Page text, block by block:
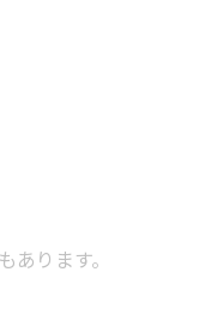
あります。